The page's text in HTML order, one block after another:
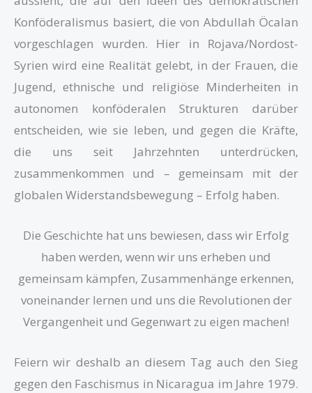
Konföderalismus basiert, die von Abdullah Öcalan
vorgeschlagen wurden. Hier in Rojava/Nordost-
Syrien wird eine Realität gelebt, in der Frauen, die
Jugend, ethnische und religiöse Minderheiten in
autonomen konföderalen Strukturen darüber
entscheiden, wie sie leben, und gegen die Kräfte,
die uns seit Jahrzehnten unterdrücken,
zusammenkommen und – gemeinsam mit der
globalen Widerstandsbewegung – Erfolg haben.
Die Geschichte hat uns bewiesen, dass wir Erfolg
haben werden, wenn wir uns erheben und
gemeinsam kämpfen, Zusammenhänge erkennen,
voneinander lernen und uns die Revolutionen der
Vergangenheit und Gegenwart zu eigen machen!
Feiern wir deshalb an diesem Tag auch den Sieg
gegen den Faschismus in Nicaragua im Jahre 1979.